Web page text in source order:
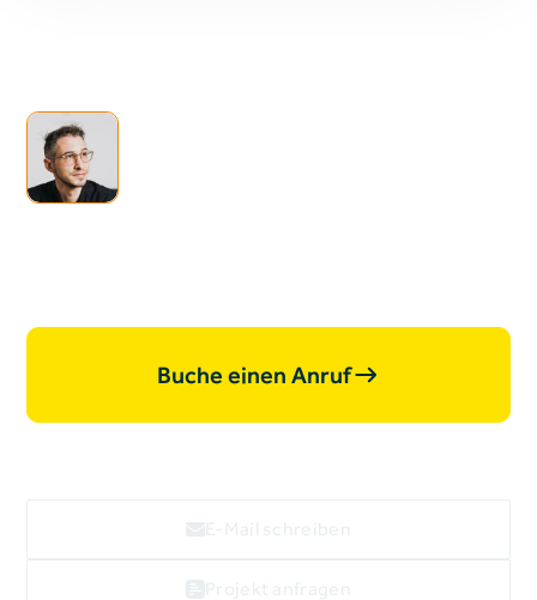
Buche einen Anruf